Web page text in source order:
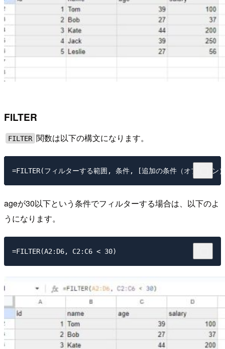
FILTER
FILTER 関数は以下の構文になります。
ageが30以下という条件でフィルターする場合は、以下のよ
うになります。